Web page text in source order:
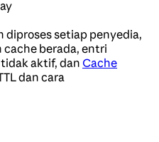
diproses setiap penyedia,
cache berada, entri
aktif, danCache
dan cara